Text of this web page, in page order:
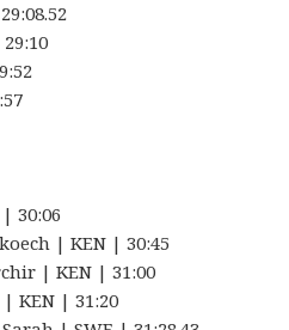
30:06
| KEN | 30:45
| KEN | 31:00
KEN | 31:20